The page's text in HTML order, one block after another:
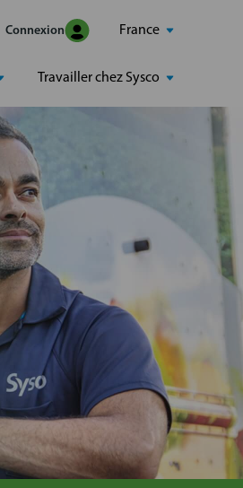
Connexion France
Travailler chez Sysco